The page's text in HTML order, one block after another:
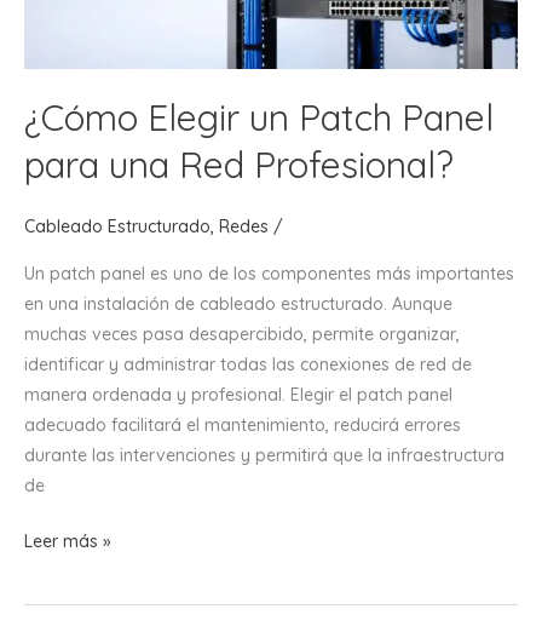
¿Cómo Elegir un Patch Panel
para una Red Profesional?
Cableado Estructurado, Redes /
Un patch panel es uno de los componentes más importantes
en una instalación de cableado estructurado. Aunque
muchas veces pasa desapercibido, permite organizar,
identificar y administrar todas las conexiones de red de
manera ordenada y profesional. Elegir el patch panel
adecuado facilitará el mantenimiento, reducirá errores
durante las intervenciones y permitirá que la infraestructura
de
¿Cómo
un
Leer más »